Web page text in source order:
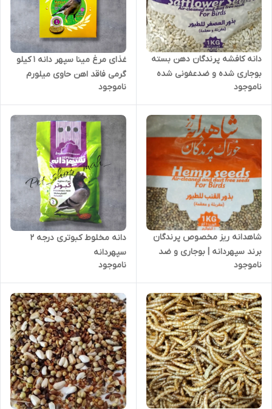
دانه کافشه پرندگان دهن بسته
بوجاری شده و ضدعفونی شده
برند سپهردانه
ناموجود
غذای مرغ مینا سپهر دانه 1 کیلو
گرمی فاقد اهن حاوی میلورم
ناموجود
شاهدانه ریز مخصوص پرندگان
برند سپهردانه | بوجاری و ضد
عفونی شده
ناموجود
دانه مخلوط کبوتری درجه 2
سپهردانه
ناموجود